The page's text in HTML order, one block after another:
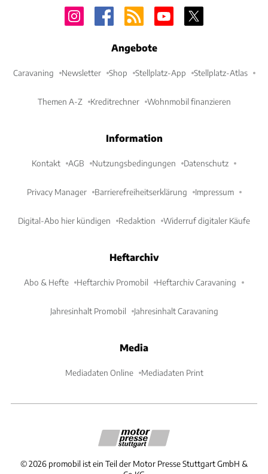
Angebote
Caravaning Newsletter Shop Stellplatz-App Stellplatz-Atlas
Themen A-Z Kreditrechner Wohnmobil finanzieren
Information
Kontakt AGB Nutzungsbedingungen Datenschutz
Privacy Manager Barrierefreiheitserklärung Impressum
Digital-Abo hier kündigen Redaktion Widerruf digitaler Käufe
Heftarchiv
Abo & Hefte Heftarchiv Promobil Heftarchiv Caravaning
Jahresinhalt Promobil Jahresinhalt Caravaning
Media
Mediadaten Online Mediadaten Print
©2026 promobil ist ein Teil der Motor Presse Stuttgart GmbH &